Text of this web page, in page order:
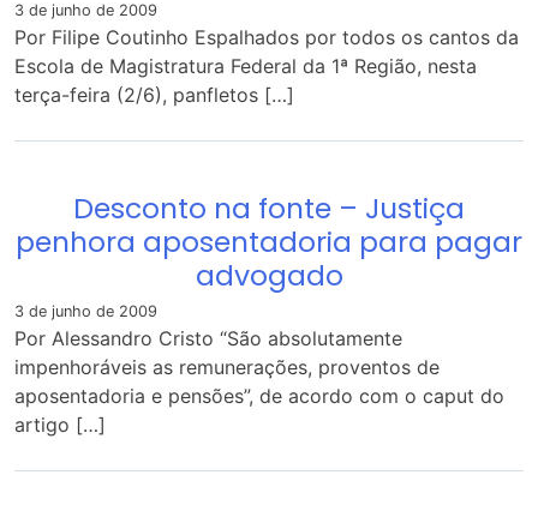
3 de junho de 2009
Por Filipe Coutinho Espalhados por todos os cantos da
Escola de Magistratura Federal da 1ª Região, nesta
terça-feira (2/6), panfletos […]
Desconto na fonte – Justiça
penhora aposentadoria para pagar
advogado
3 de junho de 2009
Por Alessandro Cristo “São absolutamente
impenhoráveis as remunerações, proventos de
aposentadoria e pensões”, de acordo com o caput do
artigo […]